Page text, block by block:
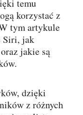
temu
korzystać z
tym artykule
Siri, jak
jakie są
z różnych